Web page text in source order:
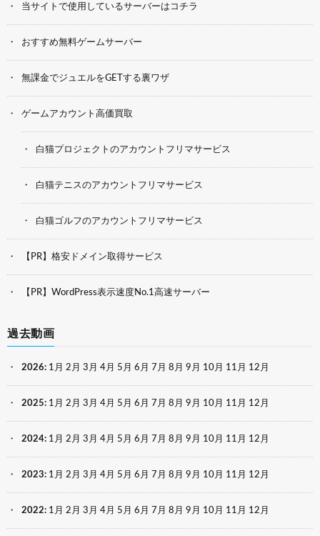
当サイトで使用しているサーバーはコチラ
おすすめ無料ゲームサーバー
無課金でジュエルをGETする裏ワザ
ゲームアカウント高価買取
白猫プロジェクトのアカウントフリマサービス
白猫テニスのアカウントフリマサービス
白猫ゴルフのアカウントフリマサービス
【PR】格安ドメイン取得サービス
【PR】WordPress表示速度No.1高速サーバー
過去動画
2026: 1月 2月 3月 4月 5月 6月 7月 8月 9月 10月 11月 12月
2025: 1月 2月 3月 4月 5月 6月 7月 8月 9月 10月 11月 12月
2024: 1月 2月 3月 4月 5月 6月 7月 8月 9月 10月 11月 12月
2023: 1月 2月 3月 4月 5月 6月 7月 8月 9月 10月 11月 12月
2022: 1月 2月 3月 4月 5月 6月 7月 8月 9月 10月 11月 12月